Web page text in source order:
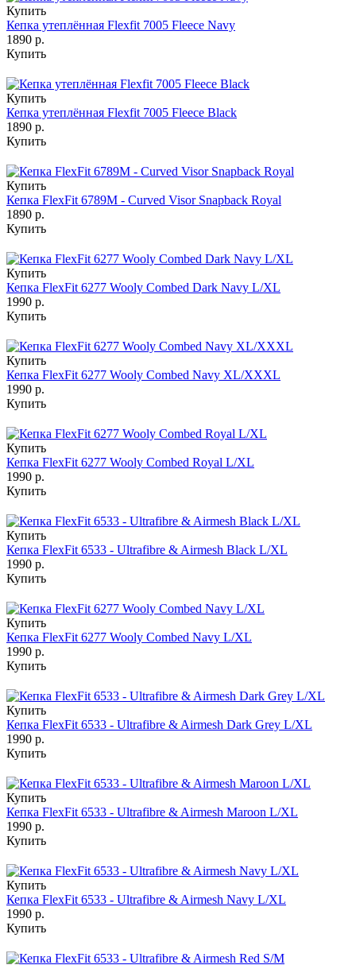
Купить
Кепка утеплённая Flexfit 7005 Fleece Navy
1890 р.
Купить
Купить
Кепка утеплённая Flexfit 7005 Fleece Black
1890 р.
Купить
Купить
Кепка FlexFit 6789M - Curved Visor Snapback Royal
1890 р.
Купить
Купить
Кепка FlexFit 6277 Wooly Combed Dark Navy L/XL
1990 р.
Купить
Купить
Кепка FlexFit 6277 Wooly Combed Navy XL/XXXL
1990 р.
Купить
Купить
Кепка FlexFit 6277 Wooly Combed Royal L/XL
1990 р.
Купить
Купить
Кепка FlexFit 6533 - Ultrafibre & Airmesh Black L/XL
1990 р.
Купить
Купить
Кепка FlexFit 6277 Wooly Combed Navy L/XL
1990 р.
Купить
Купить
Кепка FlexFit 6533 - Ultrafibre & Airmesh Dark Grey L/XL
1990 р.
Купить
Купить
Кепка FlexFit 6533 - Ultrafibre & Airmesh Maroon L/XL
1990 р.
Купить
Купить
Кепка FlexFit 6533 - Ultrafibre & Airmesh Navy L/XL
1990 р.
Купить